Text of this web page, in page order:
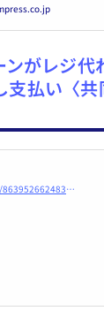
5製品が対象と
はCVEベース
がレジ代
支払い〈
https://nordot.app/863952662483861504?c=491375730748638305